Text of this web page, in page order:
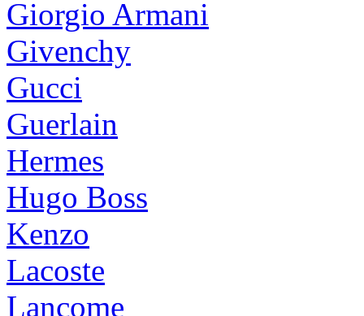
Giorgio Armani
Givenchy
Gucci
Guerlain
Hermes
Hugo Boss
Kenzo
Lacoste
Lancome